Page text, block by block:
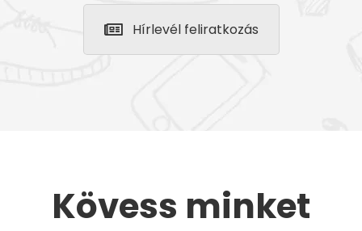
Hírlevél feliratkozás
Kövess minket